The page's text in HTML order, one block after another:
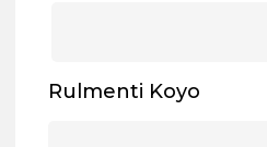
Rulmenti Koyo